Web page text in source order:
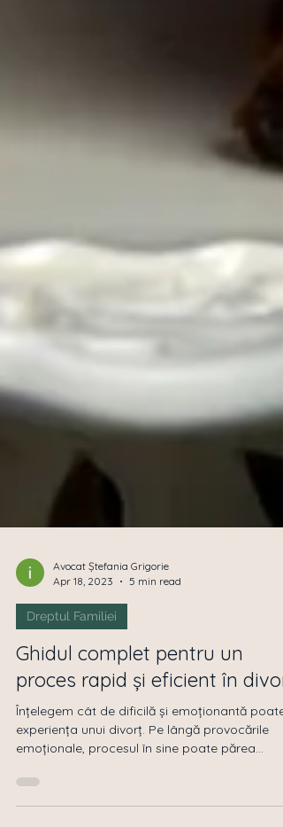
Apr 18, 2023
Dreptul Familiei
Ghidul complet pentru un
proces rapid și eficient în divorț
Înțelegem cât de dificilă și emoționantă poate
experiența unui divorț. Pe lângă provocările
emoționale, procesul în sine poate părea...